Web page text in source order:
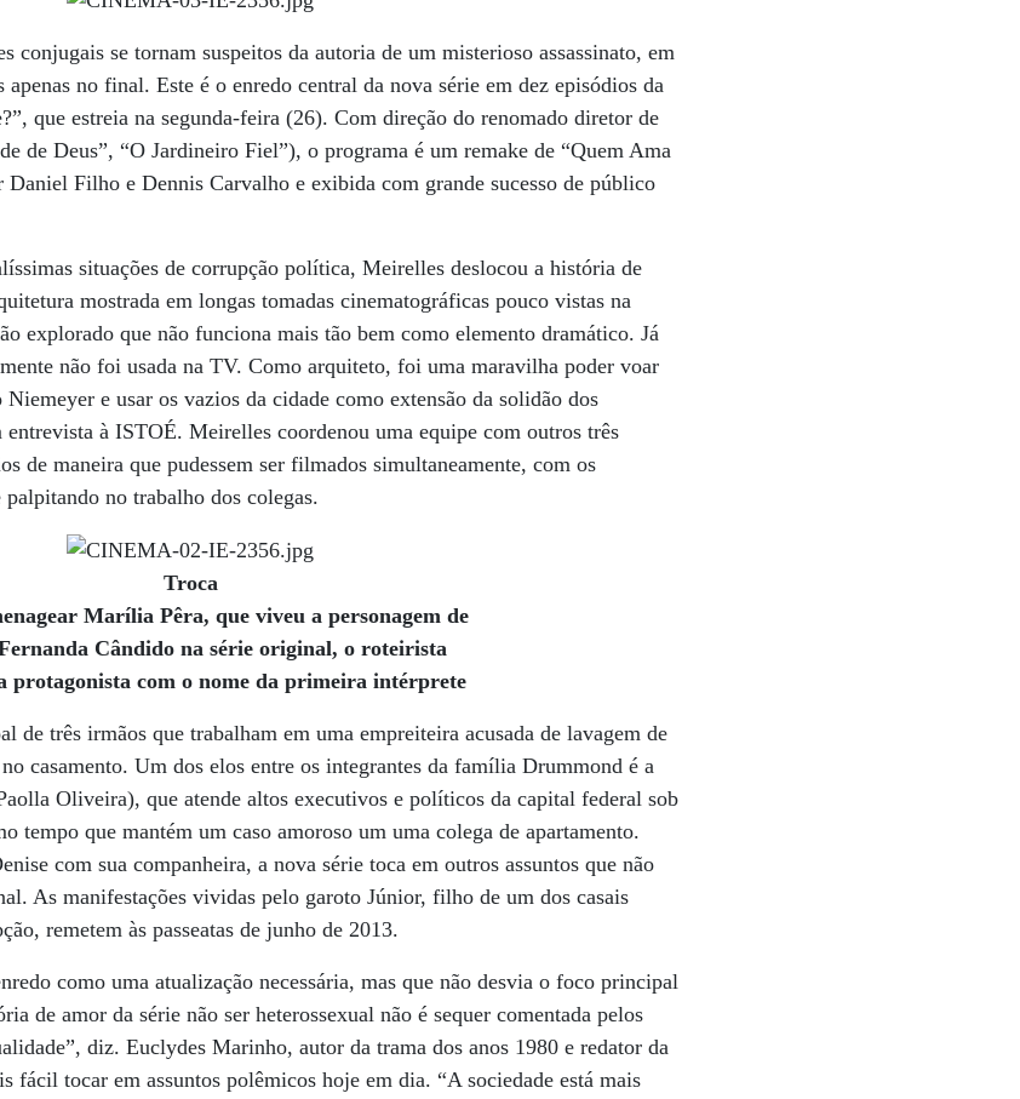
conjugais se tornam suspeitos da autoria de um misterioso assassinato, em
no final. Este é o enredo central da nova série em dez episódios da
que estreia na segunda-feira (26). Com direção do renomado diretor de
de Deus”, “O Jardineiro Fiel”), o programa é um remake de “Quem Ama
Filho e Dennis ­Carvalho e exibida com grande sucesso de público
situações de corrupção política, Meirelles deslocou a história de
mostrada em longas tomadas cinematográficas pouco vistas na
explorado que não funciona mais tão bem como elemento dramático. Já
não foi usada na TV. Como arquiteto, foi uma maravilha poder voar
e usar os vazios da cidade como extensão da solidão dos
à ISTOÉ. Meirelles coordenou uma equipe com outros três
de maneira que pudessem ser filmados simultaneamente, com os
palpitando no trabalho dos colegas.
Troca
Marília Pêra, que viveu a personagem de
Cândido na série original, o roteirista
protagonista com o nome da primeira intérprete
de três irmãos que trabalham em uma empreiteira acusada de lavagem de
casamento. Um dos elos entre os integrantes da família Drummond é a
Oliveira), que atende altos executivos e políticos da capital federal sob
tempo que mantém um caso amoroso um uma colega de apartamento.
com sua companheira, a nova série toca em outros assuntos que não
As manifestações vividas pelo garoto Júnior, filho de um dos casais
remetem às passeatas de junho de 2013.
como uma atualização necessária, mas que não desvia o foco principal
de amor da série não ser heterossexual não é sequer comentada pelos
diz. Euclydes Marinho, autor da trama dos anos 1980 e redator da
fácil tocar em assuntos polêmicos hoje em dia. “A sociedade está mais